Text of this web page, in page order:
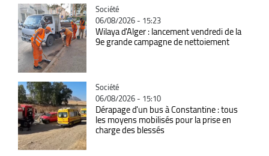
Catégorie
Société
06/08/2026 - 15:23
Wilaya d'Alger : lancement vendredi de la
9e grande campagne de nettoiement
Catégorie
Société
06/08/2026 - 15:10
Dérapage d'un bus à Constantine : tous
les moyens mobilisés pour la prise en
charge des blessés